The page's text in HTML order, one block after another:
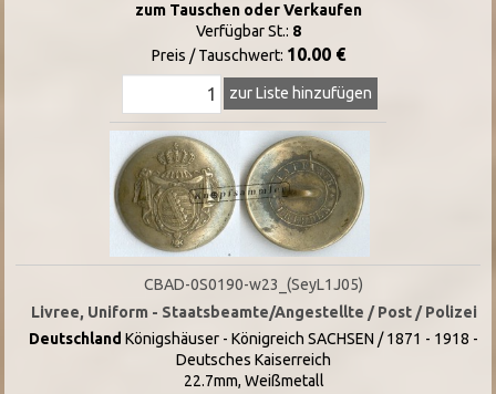
zum Tauschen oder Verkaufen
Verfügbar St.: 8
Preis / Tauschwert: 10.00 €
zur Liste hinzufügen
CBAD-0S0190-w23_(SeyL1J05)
Livree, Uniform - Staatsbeamte/Angestellte / Post / Polizei
Deutschland Königshäuser - Königreich SACHSEN / 1871 - 1918 -
Deutsches Kaiserreich
22.7mm, Weißmetall